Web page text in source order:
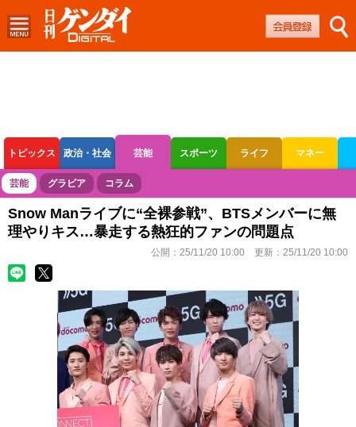
トピックス 政治・社会 芸能 スポーツ ライフ マネー
ボートレース 競輪 オートレース
芸能 グラビア コラム
Snow Manライブに“全裸参戦”、BTSメンバーに無
理やりキス…暴走する熱狂的ファンの問題点
公開： 25/11/20 10:00 更新： 25/11/20 10:00